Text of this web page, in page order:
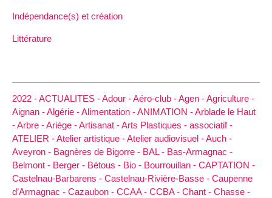
Indépendance(s) et création
Littérature
2022 -ACTUALITES -Adour -Aéro-club -Agen -Agriculture -
Aignan -Algérie -Alimentation -ANIMATION -Arblade le Haut
-Arbre -Ariège -Artisanat -Arts Plastiques - associatif -
ATELIER -Atelier artistique -Atelier audiovisuel -Auch -
Aveyron - Bagnères de Bigorre - BAL - Bas-Armagnac -
Belmont - Berger - Bétous - Bio - Bourrouillan - CAPTATION -
Castelnau-Barbarens - Castelnau-Rivière-Basse - Caupenne
d’Armagnac - Cazaubon - CCAA - CCBA - Chant - Chasse -